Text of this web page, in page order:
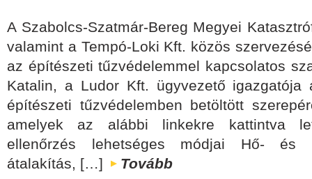
A Szabolcs-Szatmár-Bereg Megyei
valamint a Tempó-Loki Kft. közös
az építészeti tűzvédelemmel kapcsolatos
Katalin, a Ludor Kft. ügyvezető igazgatója
építészeti tűzvédelemben betöltött
amelyek az alábbi linkekre kattintva
ellenőrzés lehetséges módjai Hő- és
átalakítás, […]
Tovább